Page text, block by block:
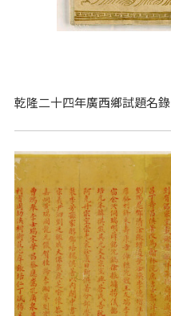
乾隆二十四年廣西鄉試題名錄